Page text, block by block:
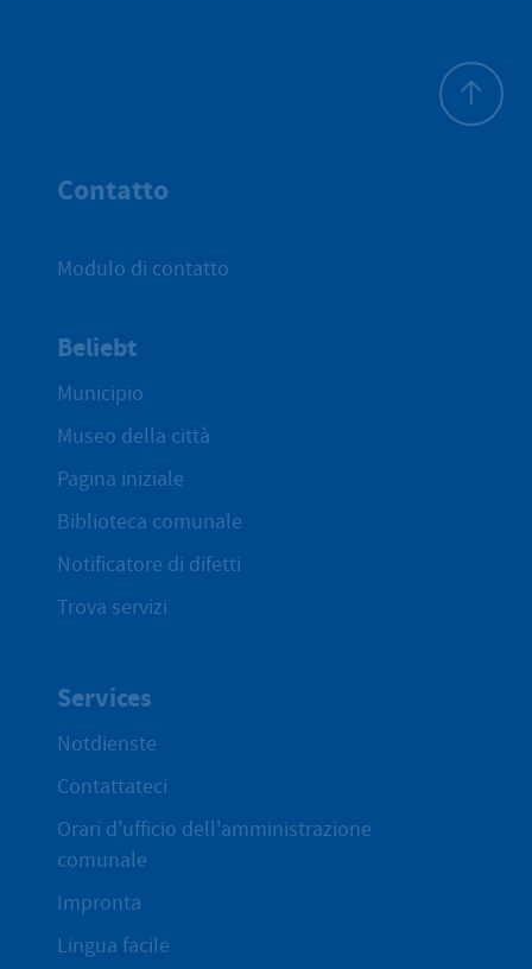
Contatto
Modulo di contatto
Beliebt
Municipio
Museo della città
Pagina iniziale
Biblioteca comunale
Notificatore di difetti
Trova servizi
Services
Notdienste
Contattateci
Orari d'ufficio dell'amministrazione
comunale
Impronta
Lingua facile